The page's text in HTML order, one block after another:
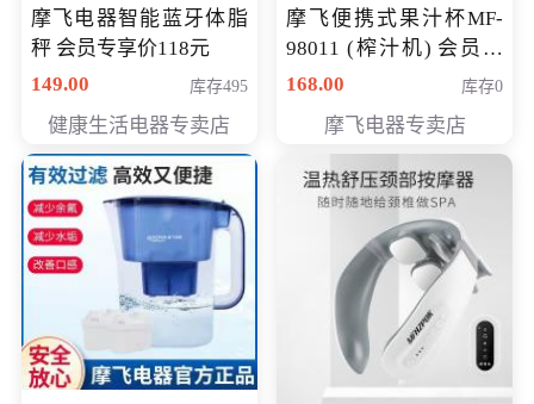
摩飞电器智能蓝牙体脂
秤 会员专享价118元
149.00
库存495
健康生活电器专卖店
摩飞便携式果汁杯MF-
98011 (榨汁机) 会员专
享价138元
168.00 库存0
摩飞电器专卖店